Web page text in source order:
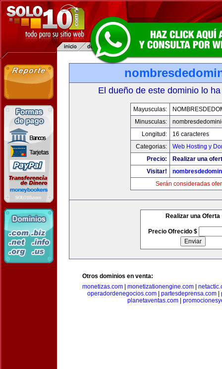
El dueño de este dominio lo
Mayusculas:
Minusculas:
Longitud:
16 caracteres
Categorias:
Web Hosting y
Precio:
Realizar una
Visitar!
Serán consideradas
Realizar una Oferta
Precio Ofrecido $
Otros dominios en venta:
monetizas.com
monetizationengine.com
operadordenegocios.com
partesdeprensa.com
planetaventas.com